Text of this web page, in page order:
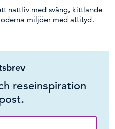
nattliv med sväng, kittlande
miljöer med attityd.
reseinspiration